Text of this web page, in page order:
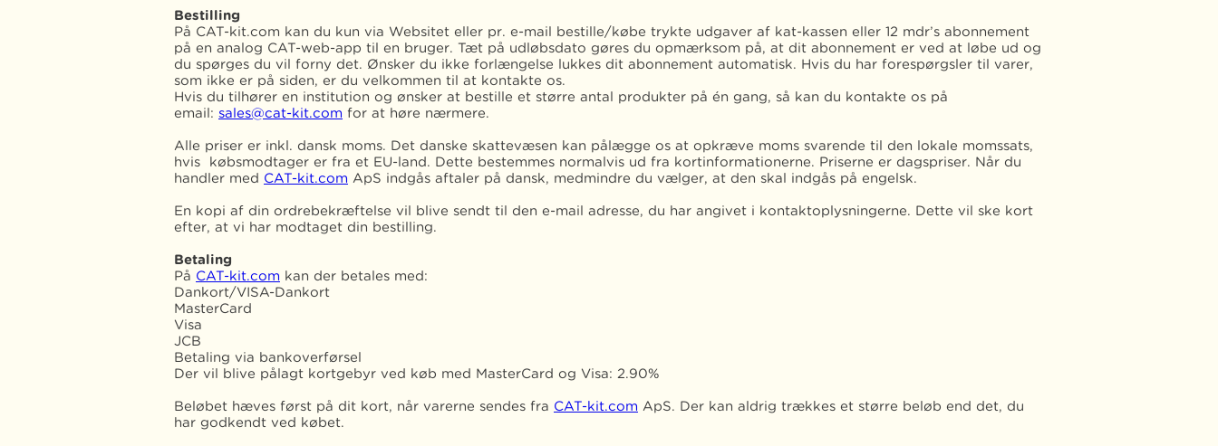
Bestilling
På CAT-kit.com kan du kun via Websitet eller pr. e-mail bestille/købe trykte udgaver af kat-kassen eller 12 mdr’s abonnement
på en analog CAT-web-app til en bruger. Tæt på udløbsdato gøres du opmærksom på, at dit abonnement er ved at løbe ud og
du spørges du vil forny det. Ønsker du ikke forlængelse lukkes dit abonnement automatisk. Hvis du har forespørgsler til varer,
som ikke er på siden, er du velkommen til at kontakte os.
Hvis du tilhører en institution og ønsker at bestille et større antal produkter på én gang, så kan du kontakte os på
email: sales@cat-kit.com for at høre nærmere.
Alle priser er inkl. dansk moms. Det danske skattevæsen kan pålægge os at opkræve moms svarende til den lokale momssats,
hvis købsmodtager er fra et EU-land. Dette bestemmes normalvis ud fra kortinformationerne. Priserne er dagspriser. Når du
handler med CAT-kit.com ApS indgås aftaler på dansk, medmindre du vælger, at den skal indgås på engelsk.
En kopi af din ordrebekræftelse vil blive sendt til den e-mail adresse, du har angivet i kontaktoplysningerne. Dette vil ske kort
efter, at vi har modtaget din bestilling.
Betaling
På CAT-kit.com kan der betales med:
Dankort/VISA-Dankort
MasterCard
Visa
JCB
Betaling via bankoverførsel
Der vil blive pålagt kortgebyr ved køb med MasterCard og Visa: 2.90%
Beløbet hæves først på dit kort, når varerne sendes fra CAT-kit.com ApS. Der kan aldrig trækkes et større beløb end det, du
har godkendt ved købet.